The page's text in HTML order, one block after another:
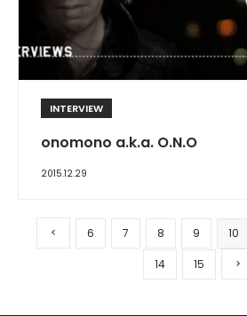
INTERVIEW
onomono a.k.a. O.N.O
2015.12.29
6 7 8 9 10
14 15